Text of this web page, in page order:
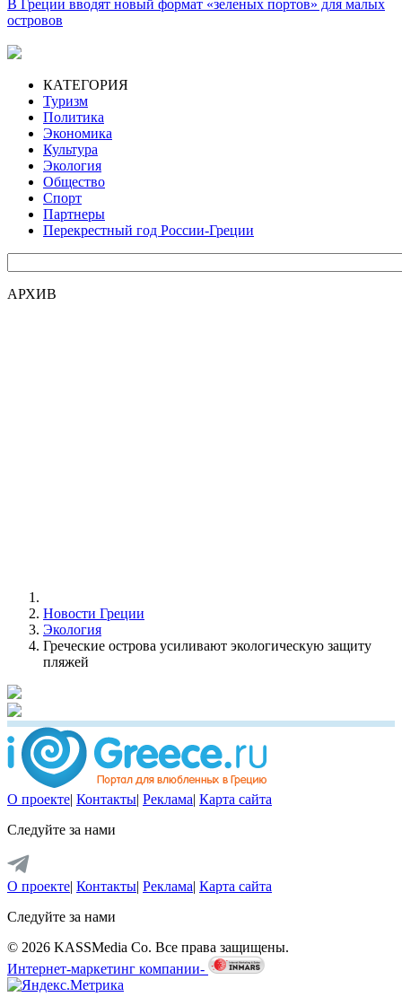
В Греции вводят новый формат «зеленых портов» для малых
островов
КАТЕГОРИЯ
Туризм
Политика
Экономика
Культура
Экология
Общество
Спорт
Партнеры
Перекрестный год России-Греции
АРХИВ
Новости Греции
Экология
Греческие острова усиливают экологическую защиту
пляжей
О проекте| Контакты| Реклама| Карта сайта
Следуйте за нами
О проекте| Контакты| Реклама| Карта сайта
Следуйте за нами
© 2026 KASSMedia Co. Все права защищены.
Интернет-маркетинг компании-